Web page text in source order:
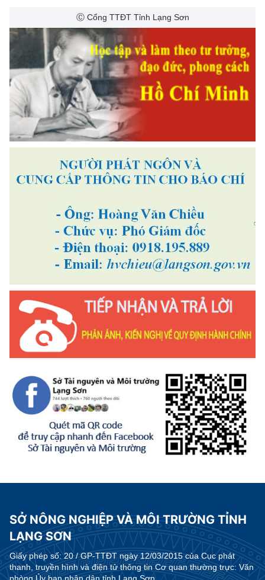
Ⓒ Cổng TTĐT Tỉnh Lạng Sơn
SỞ NÔNG NGHIỆP VÀ MÔI TRƯỜNG TỈNH
LẠNG SƠN
Giấy phép số:20 / GP-TTĐT ngày 12/03/2015 của Cục phát
thanh, truyền hình và điện tử thông tin Cơ quan thường trực: Văn